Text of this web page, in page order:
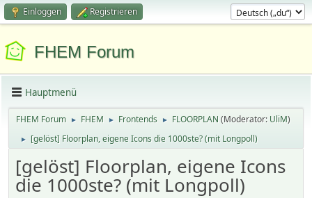
Einloggen Registrieren
FHEM Forum
Hauptmenü
FHEM Forum ► FHEM ► Frontends ► FLOORPLAN (Moderator: UliM)
► [gelöst] Floorplan, eigene Icons die 1000ste? (mit Longpoll)
[gelöst] Floorplan, eigene Icons
die 1000ste? (mit Longpoll)